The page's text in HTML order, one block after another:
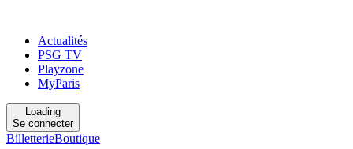
Actualités
PSG TV
Playzone
MyParis
Loading
Se connecter
BilletterieBoutique